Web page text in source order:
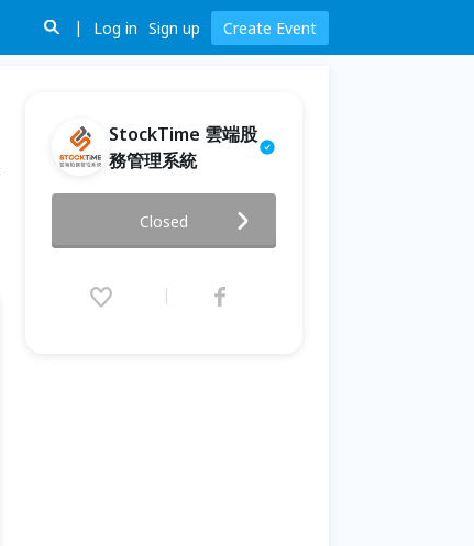
Log in Sign up Create Event
StockTime 雲端股
務管理系統
會召開實務作業與系統操作說明
2024.04.03 (Wed) 14:00 - 16:00
Closed